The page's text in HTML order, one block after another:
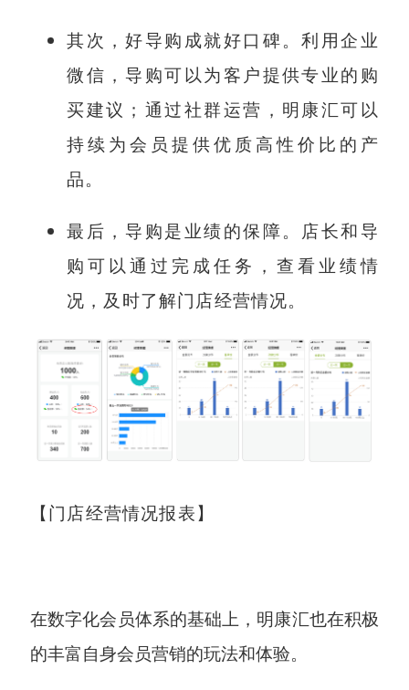
其次，好导购成就好口碑。利用企业
微信，导购可以为客户提供专业的购
买建议；通过社群运营，明康汇可以
持续为会员提供优质高性价比的产
品。
最后，导购是业绩的保障。店长和导
购可以通过完成任务，查看业绩情
况，及时了解门店经营情况。
【门店经营情况报表】
在数字化会员体系的基础上，明康汇也在积极
的丰富自身会员营销的玩法和体验。